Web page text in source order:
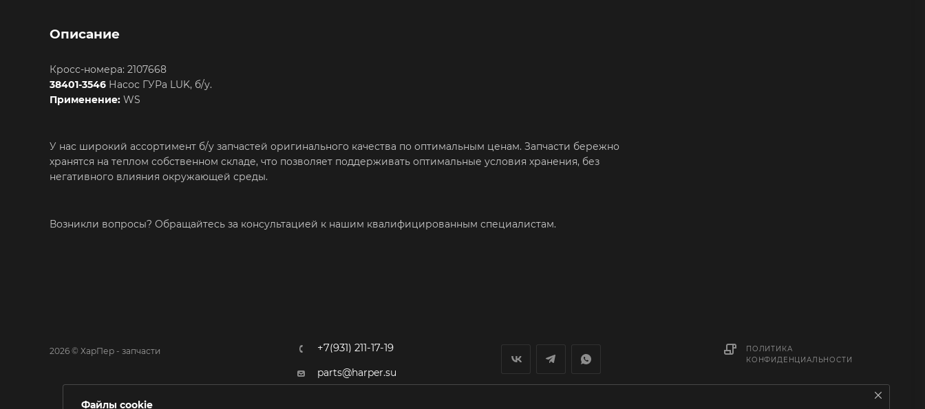
Описание
Кросс-номера: 2107668
38401-3546 Насос ГУРа LUK, б/у.
Применение: WS
У нас широкий ассортимент б/у запчастей оригинального качества по оптимальным ценам. Запчасти бережно
хранятся на теплом собственном складе, что позволяет поддерживать оптимальные условия хранения, без
негативного влияния окружающей среды.
Возникли вопросы? Обращайтесь за консультацией к нашим квалифицированным специалистам.
2026 © ХарПер - запчасти
+7(931) 211-17-19
parts@harper.su
ПОЛИТИКА
КОНФИДЕНЦИАЛЬНОСТИ
Файлы cookie